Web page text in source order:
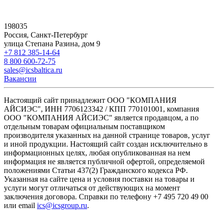
198035
Россия, Санкт-Петербург
улица Степана Разина, дом 9
+7 812 385-14-64
8 800 600-72-75
sales@icsbaltica.ru
Вакансии
Настоящий сайт принадлежит ООО "КОМПАНИЯ
АЙСИЭС", ИНН 7706123342 / КПП 770101001, компания
ООО "КОМПАНИЯ АЙСИЭС" является продавцом, а по
отдельным товарам официальным поставщиком
производителя указанных на данной странице товаров, услуг
и иной продукции. Настоящий сайт создан исключительно в
информационных целях, любая опубликованная на нем
информация не является публичной офертой, определяемой
положениями Статьи 437(2) Гражданского кодекса РФ.
Указанная на сайте цена и условия поставки на товары и
услуги могут отличаться от действующих на момент
заключения договора. Справки по телефону +7 495 720 49 00
или email ics@icsgroup.ru.